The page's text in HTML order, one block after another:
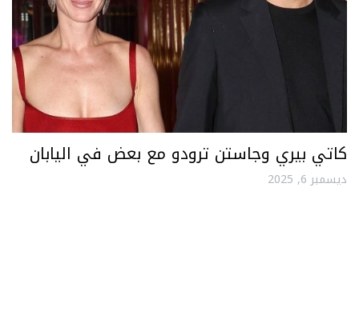
كاتي بيري وجاستن ترودو مع بعض في اليابان
ديسمبر 6, 2025